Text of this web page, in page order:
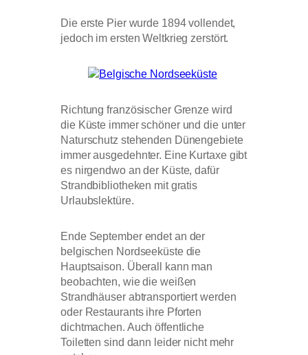
Die erste Pier wurde 1894 vollendet,
jedoch im ersten Weltkrieg zerstört.
Richtung französischer Grenze wird
die Küste immer schöner und die unter
Naturschutz stehenden Dünengebiete
immer ausgedehnter. Eine Kurtaxe gibt
es nirgendwo an der Küste, dafür
Strandbibliotheken mit gratis
Urlaubslektüre.
Ende September endet an der
belgischen Nordseeküste die
Hauptsaison. Überall kann man
beobachten, wie die weißen
Strandhäuser abtransportiert werden
oder Restaurants ihre Pforten
dichtmachen. Auch öffentliche
Toiletten sind dann leider nicht mehr